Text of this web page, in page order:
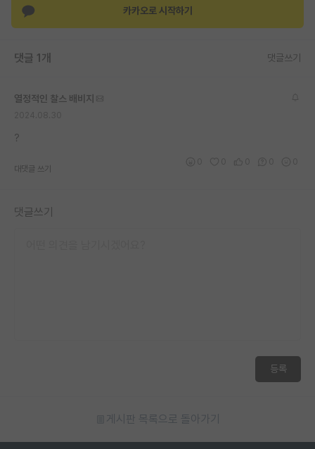
반도체/AI 게시판
장학금/장학생 게시판
유학교육
카카오로 시작하기
댓글 1개 댓글쓰기
열정적인 찰스 배비지
?
대댓글 쓰기
댓글쓰기
등록
게시판 목록으로 돌아가기